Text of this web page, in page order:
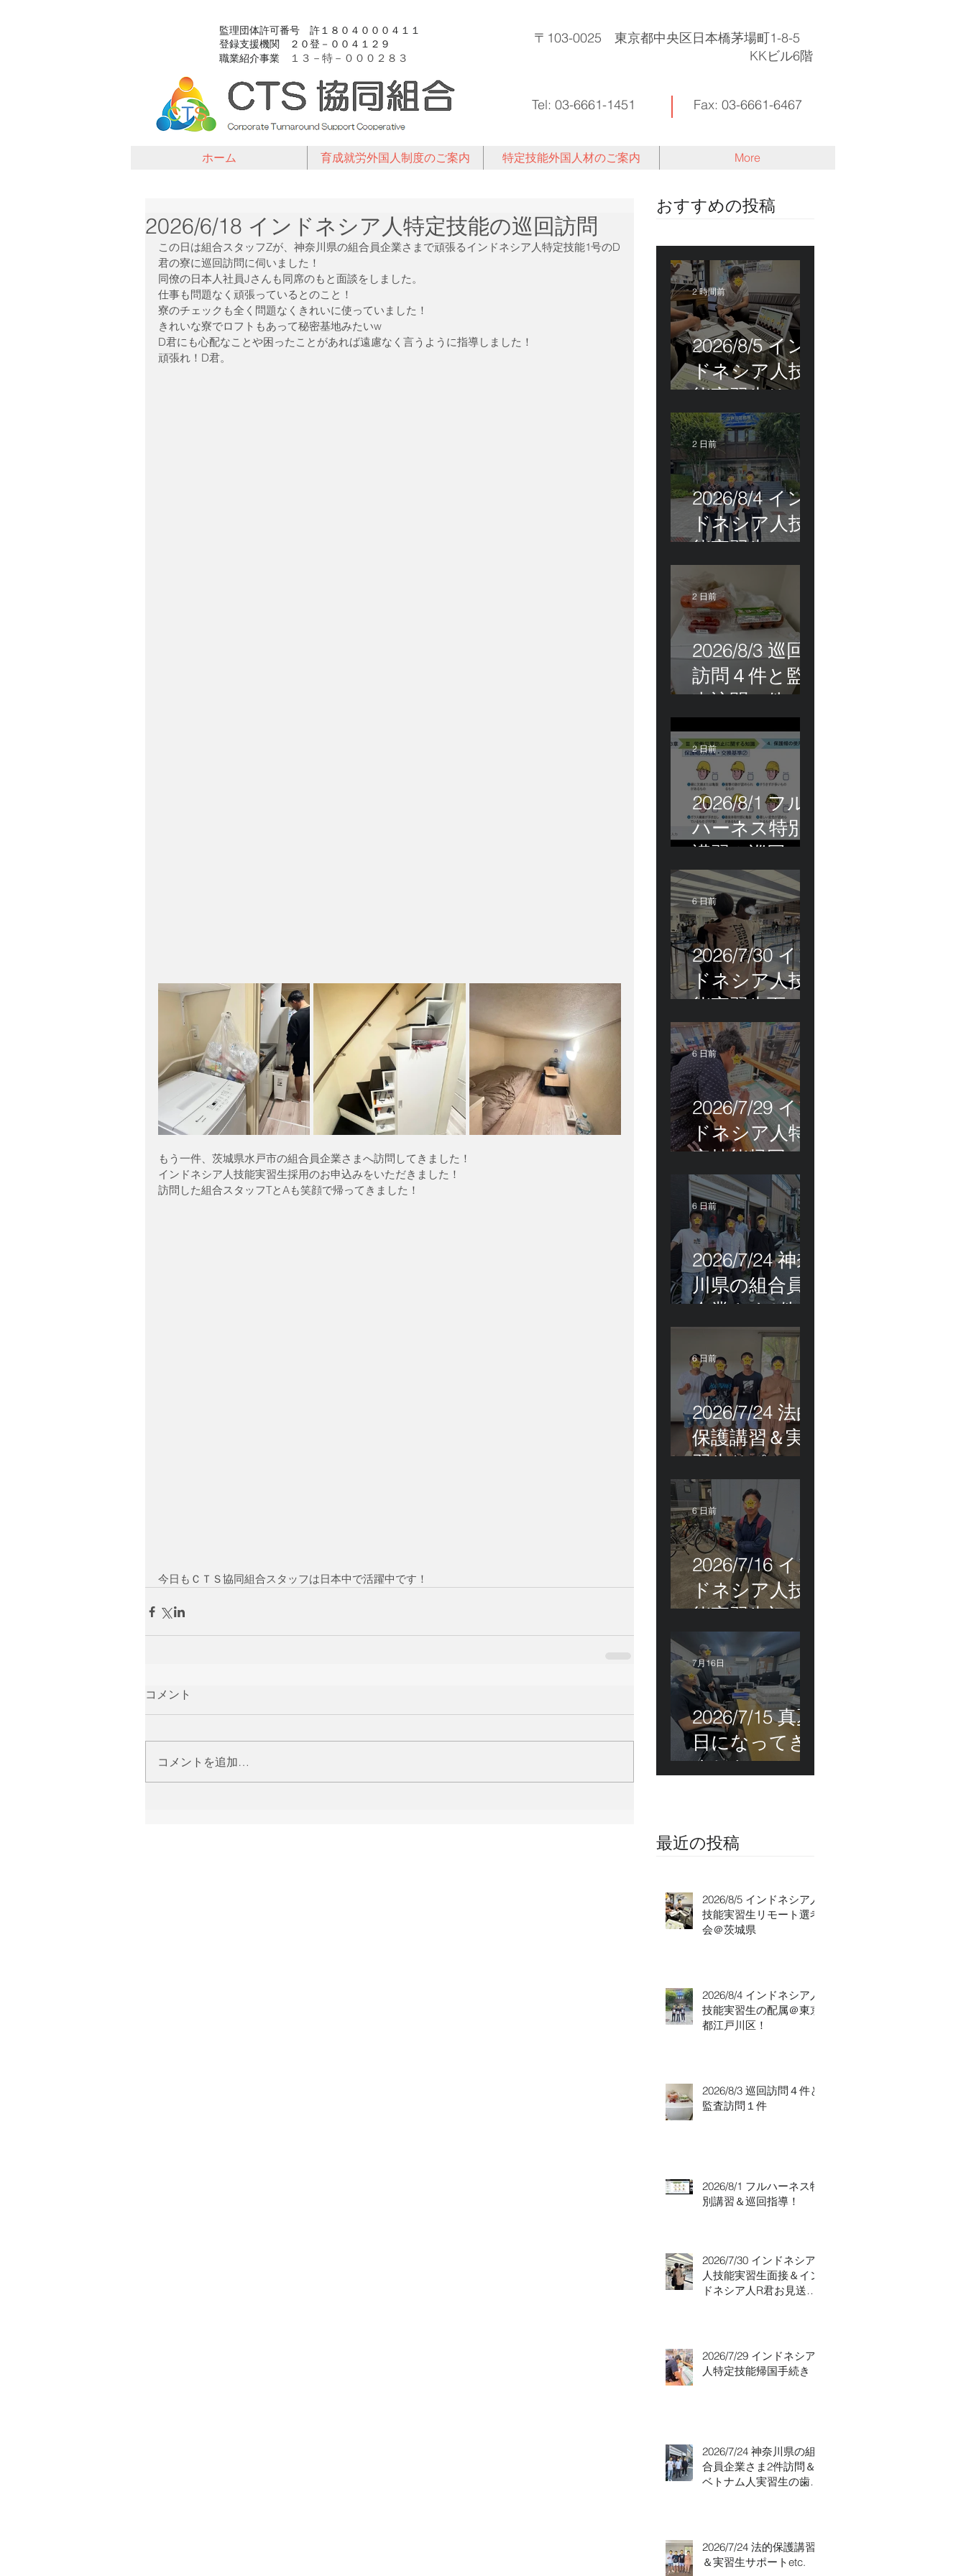
​監理団体許可番号 許１８０４０００４１１
​登録支援機関 ２０登－００４１２９
​職業紹介事業
１３－特－ ０００２８３
〒103-0025 東京都中央区日本橋茅場町1-8-5
KKビル6階
Tel: 03-6661-1451 Fax: 03-6661-6467
ホーム 育成就労外国人制度のご案内 特定技能外国人材のご案内 More
2026/6/18 インドネシア人特定技能の巡回訪問
この日は組合スタッフZが、神奈川県の組合員企業さまで頑張るインドネシア人特定技能1号のD
君の寮に巡回訪問に伺いました！
同僚の日本人社員Jさんも同席のもと面談をしました。
仕事も問題なく頑張っているとのこと！
寮のチェックも全く問題なくきれいに使っていました！
きれいな寮でロフトもあって秘密基地みたいw
D君にも心配なことや困ったことがあれば遠慮なく言うように指導しました！
頑張れ！D君。
もう一件、茨城県水戸市の組合員企業さまへ訪問してきました！
インドネシア人技能実習生採用のお申込みをいただきました！
訪問した組合スタッフTとAも笑顔で帰ってきました！
今日もＣＴＳ協同組合スタッフは日本中で活躍中です！
コメント
コメントを追加…
​おすすめの投稿
2026/8/5 イン
ドネシア人技
能実習生リモ
ート選考会＠
茨城県
2 時間前
2026/8/4 イン
ドネシア人技
能実習生の配
戸川区！
2 日前
2026/8/3 巡回
訪問４件と監
査訪問１件
2 日前
2026/8/1 フル
ハーネス特別
講習＆巡回指
導！
2 日前
2026/7/30 イン
ドネシア人技
能実習生面接
＆インドネシ
ア人R君お見送
り！
6 日前
2026/7/29 イン
ドネシア人特
定技能帰国手
続き！
6 日前
2026/7/24 神奈
川県の組合員
企業さま2件訪
問＆ベトナム
人実習生の歯
科随行
6 日前
2026/7/24 法的
保護講習＆実
習生サポート
etc.
6 日前
2026/7/16 イン
ドネシア人技
能実習生初級
技能検定＠福
岡
6 日前
2026/7/15 真夏
日になってき
ました！ＣＴ
7月16日
最近の投稿
2026/8/5 インドネシア人
技能実習生リモート選考
会＠茨城県
2026/8/4 インドネシア人
技能実習生の配属＠東京
都江戸川区！
2026/8/3 巡回訪問４件と
監査訪問１件
2026/8/1 フルハーネス特
別講習＆巡回指導！
2026/7/30 インドネシア
人技能実習生面接＆イン
ドネシア人R君お見送
2026/7/29 インドネシア
人特定技能帰国手続き！
2026/7/24 神奈川県の組
合員企業さま2件訪問＆
ベトナム人実習生の歯科
2026/7/24 法的保護講習
＆実習生サポートetc.